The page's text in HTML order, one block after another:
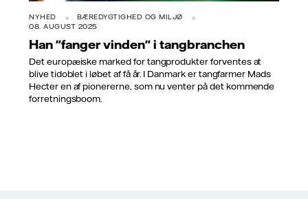
NYHED
BÆREDYGTIGHED OG MILJØ
08. AUGUST 2025
Han "fanger vinden" i tangbranchen
Det europæiske marked for tangprodukter forventes at
blive tidoblet i løbet af få år. I Danmark er tangfarmer Mads
Hecter en af pionererne, som nu venter på det kommende
forretningsboom.